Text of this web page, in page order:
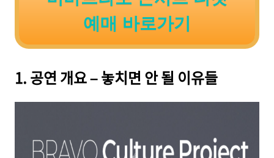
예매 바로가기
1. 공연 개요 – 놓치면 안 될 이유들